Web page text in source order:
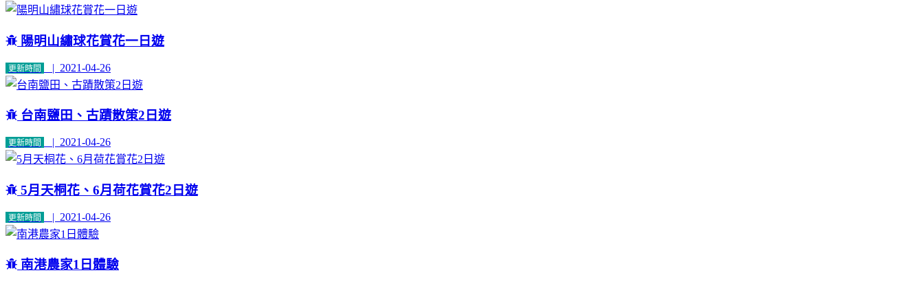
陽明山繡球花賞花一日遊
更新時間 | 2021-04-26
台南鹽田、古蹟散策2日遊
更新時間 | 2021-04-26
5月天桐花、6月荷花賞花2日遊
更新時間 | 2021-04-26
南港農家1日體驗